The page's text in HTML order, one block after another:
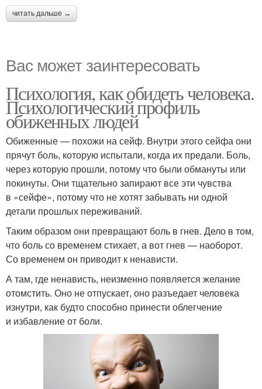
читать дальше →
Вас может заинтересовать
Психология, как обидеть человека.
Психологический профиль
обиженных людей
Обиженные — похожи на сейф. Внутри этого сейфа они
прячут боль, которую испытали, когда их предали. Боль,
через которую прошли, потому что были обмануты или
покинуты. Они тщательно запирают все эти чувства
в «сейфе», потому что не хотят забывать ни одной
детали прошлых переживаний.
Таким образом они превращают боль в гнев. Дело в том,
что боль со временем стихает, а вот гнев — наоборот.
Со временем он приводит к ненависти.
А там, где ненависть, неизменно появляется желание
отомстить. Оно не отпускает, оно разъедает человека
изнутри, как будто способно принести облегчение
и избавление от боли.